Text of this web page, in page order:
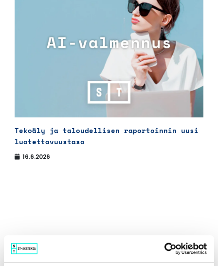
Tekoäly ja taloudellisen raportoinnin uusi
luotettavuustaso
16.6.2026